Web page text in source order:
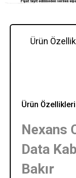
Ürün
Ürün Özellikleri
Nexans
Data
Bakır